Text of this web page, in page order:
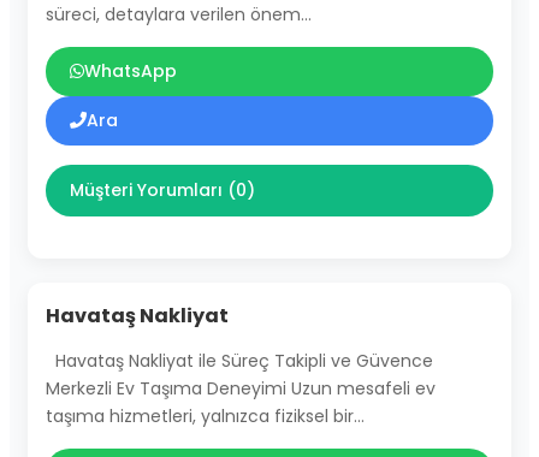
süreci, detaylara verilen önem…
WhatsApp
Ara
Müşteri Yorumları (0)
Havataş Nakliyat
Havataş Nakliyat ile Süreç Takipli ve Güvence
Merkezli Ev Taşıma Deneyimi Uzun mesafeli ev
taşıma hizmetleri, yalnızca fiziksel bir…